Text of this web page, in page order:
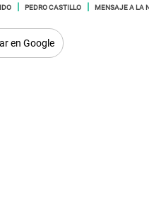
PEDRO CASTILLO MENSAJE A LA
en Google